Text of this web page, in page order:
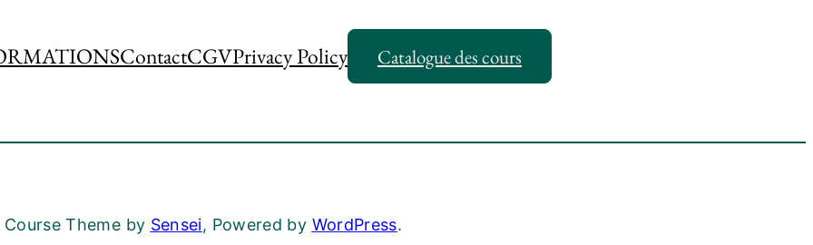
ContactCGVPrivacy Policy Catalogue des cours
Course Theme by Sensei, Powered by WordPress.